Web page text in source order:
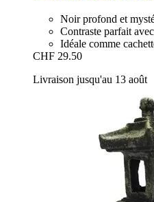
Noir profond et
Contraste parfait
Idéale comme
CHF 29.50
Livraison jusqu'au 13 août